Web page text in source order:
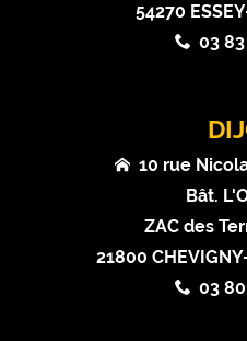
54270
03
10 rue
Bât.
ZAC des
21800
03